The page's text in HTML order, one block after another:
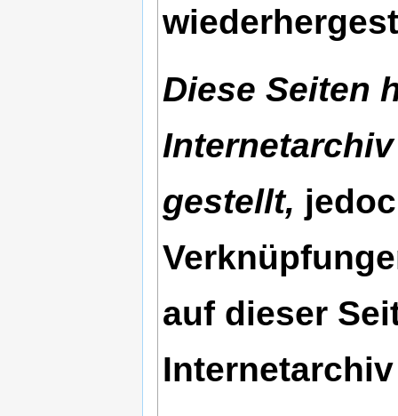
Diese Seiten
gestellt,
auf dieser